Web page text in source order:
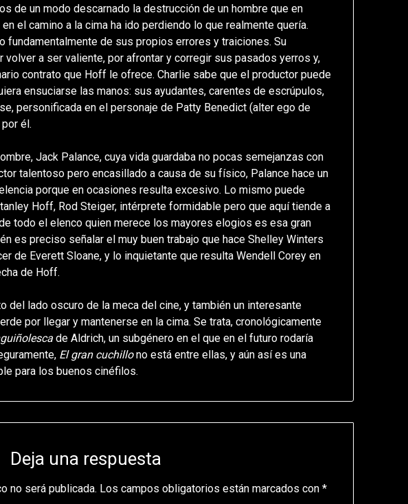
de un modo descarnado la destrucción de un hombre que en
el camino a la cima ha ido perdiendo lo que realmente quería.
fundamentalmente de sus propios errores y traiciones. Su
volver a ser valiente, por afrontar y corregir sus pasados yerros y,
contrato que Hoff le ofrece. Charlie sabe que el productor puede
ensuciarse las manos: sus ayudantes, carentes de escrúpulos,
personificada en el personaje de Patty Benedict (alter ego de
él.
Jack Palance, cuya vida guardaba no pocas semejanzas con
talentoso pero encasillado a causa de su físico, Palance hace un
porque en ocasiones resulta excesivo. Lo mismo puede
Hoff, Rod Steiger, intérprete formidable pero que aquí tiende a
todo el elenco quien merece los mayores elogios es esa gran
es preciso señalar el muy buen trabajo que hace Shelley Winters
de Everett Sloane, y lo inquietante que resulta Wendell Corey en
de Hoff.
del lado oscuro de la meca del cine, y también un interesante
por llegar y mantenerse en la cima. Se trata, cronológicamente
de Aldrich, un subgénero en el que en el futuro rodaría
El gran cuchillono está entre ellas, y aún así es una
para los buenos cinéfilos.
Deja una respuesta
no será publicada. Los campos obligatorios están marcados con*